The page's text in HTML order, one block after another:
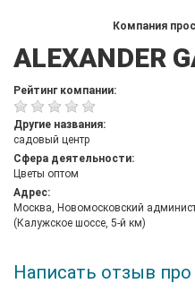
Компания
ALEXANDER
Рейтинг компании:
Другие названия:
садовый центр
Сфера деятельности:
Цветы оптом
Адрес:
Москва, Новомосковский
(Калужское шоссе, 5-й км)
Написать отзыв про